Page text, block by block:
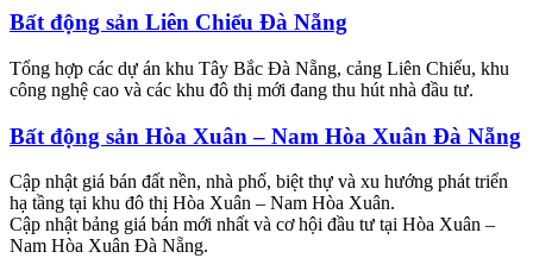
Bất động sản Liên Chiểu Đà Nẵng
Tổng hợp các dự án khu Tây Bắc Đà Nẵng, cảng Liên Chiểu, khu
công nghệ cao và các khu đô thị mới đang thu hút nhà đầu tư.
Bất động sản Hòa Xuân – Nam Hòa Xuân Đà Nẵng
Cập nhật giá bán đất nền, nhà phố, biệt thự và xu hướng phát triển
hạ tầng tại khu đô thị Hòa Xuân – Nam Hòa Xuân.
Cập nhật bảng giá bán mới nhất và cơ hội đầu tư tại Hòa Xuân –
Nam Hòa Xuân Đà Nẵng.